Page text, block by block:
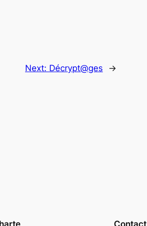
Next: Décrypt@ges →
Contact